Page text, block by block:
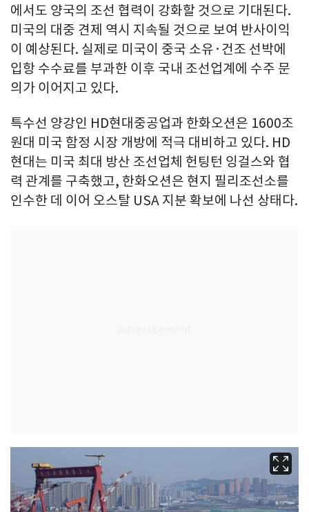
에서도 양국의 조선 협력이 강화할 것으로 기대된다.
미국의 대중 견제 역시 지속될 것으로 보여 반사이익
이 예상된다. 실제로 미국이 중국 소유·건조 선박에
입항 수수료를 부과한 이후 국내 조선업계에 수주 문
의가 이어지고 있다.
특수선 양강인 HD현대중공업과 한화오션은 1600조
원대 미국 함정 시장 개방에 적극 대비하고 있다. HD
현대는 미국 최대 방산 조선업체 헌팅턴 잉걸스와 협
력 관계를 구축했고, 한화오션은 현지 필리조선소를
인수한 데 이어 오스탈 USA 지분 확보에 나선 상태다.